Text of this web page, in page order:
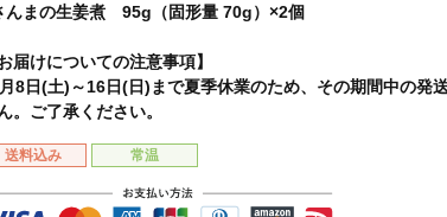
んまの生姜煮 95g（固形量 70g）×2個
お届けについての注意事項】
8日(土)～16日(日)まで夏季休業のため、その期間中の発
。ご了承ください。
送料込み 常温